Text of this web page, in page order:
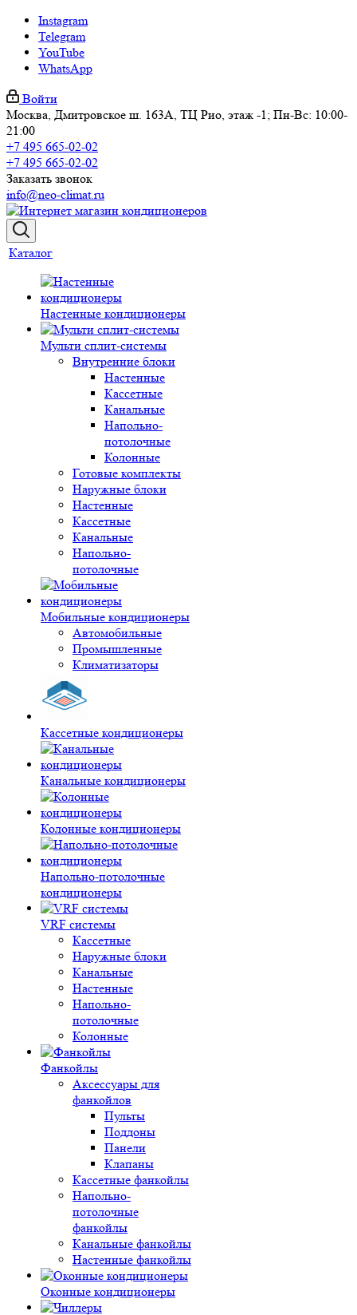
Instagram
Telegram
YouTube
WhatsApp
Войти
Москва, Дмитровское ш. 163А, ТЦ Рио, этаж -1; Пн-Вс: 10:00-
21:00
+7 495 665-02-02
+7 495 665-02-02
Заказать звонок
info@neo-climat.ru
Каталог
Настенные кондиционеры
Мульти сплит-системы
Внутренние блоки
Настенные
Кассетные
Канальные
Напольно-
потолочные
Колонные
Готовые комплекты
Наружные блоки
Настенные
Кассетные
Канальные
Напольно-
потолочные
Мобильные кондиционеры
Автомобильные
Промышленные
Климатизаторы
Кассетные кондиционеры
Канальные кондиционеры
Колонные кондиционеры
Напольно-потолочные
кондиционеры
VRF системы
Кассетные
Наружные блоки
Канальные
Настенные
Напольно-
потолочные
Колонные
Фанкойлы
Аксессуары для
фанкойлов
Пульты
Поддоны
Панели
Клапаны
Кассетные фанкойлы
Напольно-
потолочные
фанкойлы
Канальные фанкойлы
Настенные фанкойлы
Оконные кондиционеры